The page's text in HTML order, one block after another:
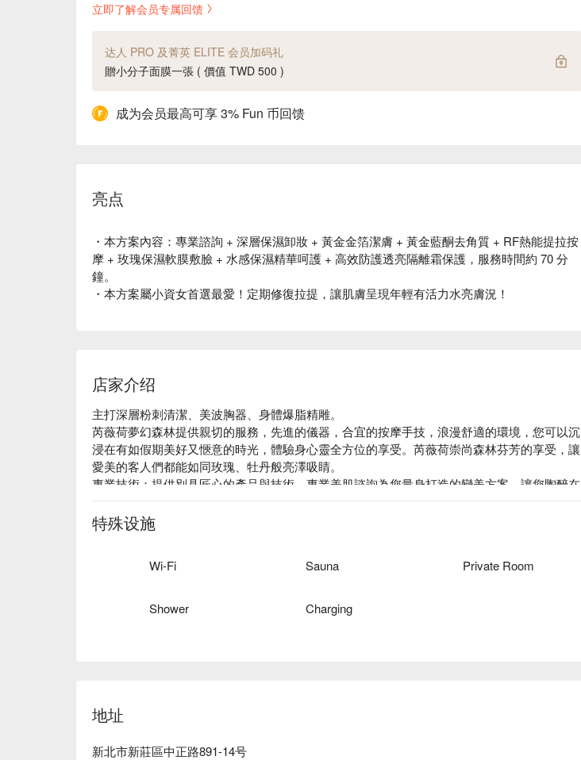
立即了解会员专属回馈
达人 PRO 及菁英 ELITE 会员加码礼
贈小分子面膜一張 ( 價值 TWD 500 )
成为会员最高可享 3% Fun 币回馈
亮点
・本方案內容：專業諮詢 + 深層保濕卸妝 + 黃金金箔潔膚 + 黃金藍酮去角質 + RF熱能提拉按
摩 + 玫瑰保濕軟膜敷臉 + 水感保濕精華呵護 + 高效防護透亮隔離霜保護，服務時間約 70 分
鐘。
・本方案屬小資女首選最愛！定期修復拉提，讓肌膚呈現年輕有活力水亮膚況！
店家介绍
主打深層粉刺清潔、美波胸器、身體爆脂精雕。
芮薇荷夢幻森林提供親切的服務，先進的儀器，合宜的按摩手技，浪漫舒適的環境，您可以沉
浸在有如假期美好又愜意的時光，體驗身心靈全方位的享受。芮薇荷崇尚森林芬芳的享受，讓
愛美的客人們都能如同玫瑰、牡丹般亮澤吸睛。
專業技術：提供別具匠心的產品與技術，專業美肌諮詢為您量身打造的變美方案，讓您陶醉在
美體美膚的過程。
質感裝潢：精緻典雅的裝潢，讓每個想變美的妳都能體會到不一樣的尊榮享受。
口碑好評：擁有近 5 顆星高分的 Google 好評，使用 FunNow 預訂享優惠免排隊！
特殊设施
Wi-Fi Sauna Private Room
Shower Charging
地址
新北市新莊區中正路891-14号